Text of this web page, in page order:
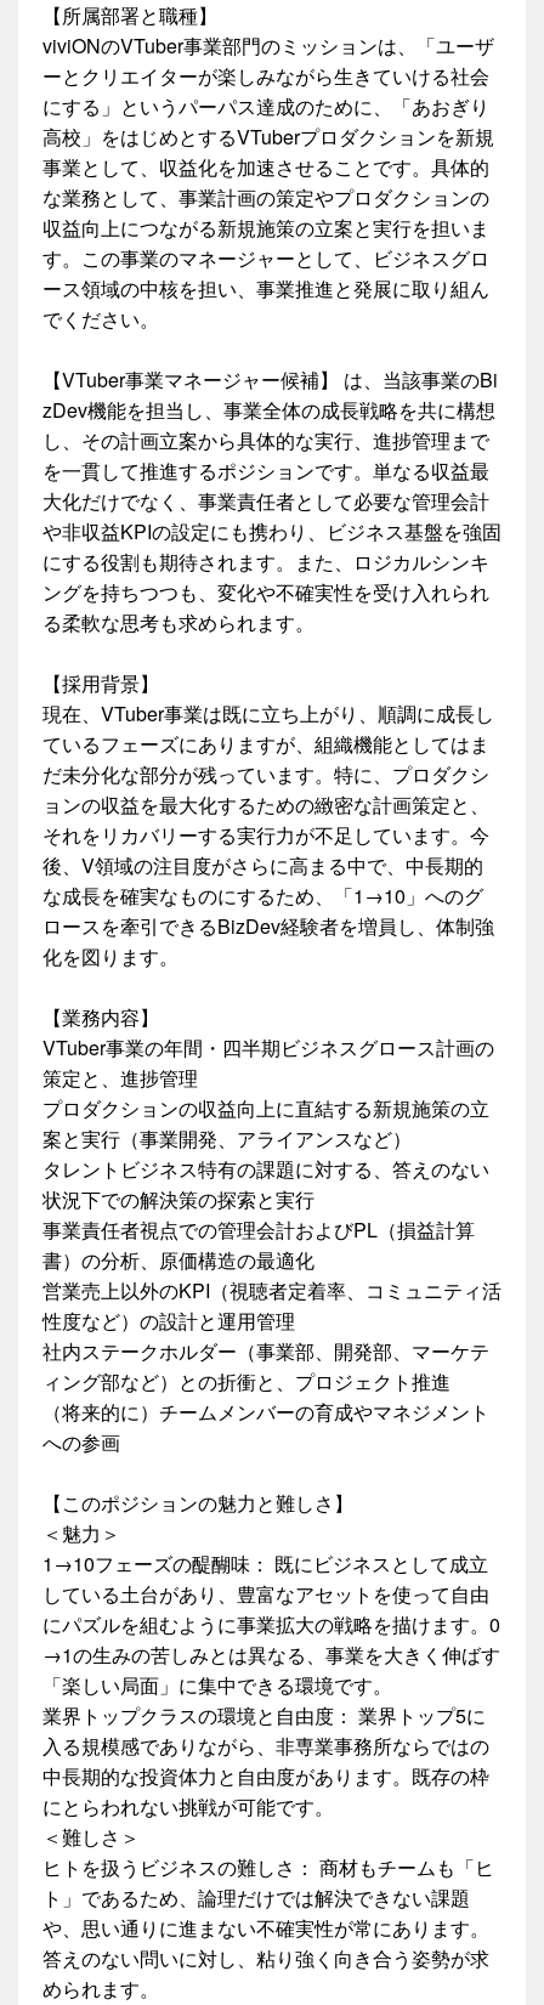
【所属部署と職種】
viviONのVTuber事業部門のミッションは、「ユーザ
ーとクリエイターが楽しみながら生きていける社会
にする」というパーパス達成のために、「あおぎり
高校」をはじめとするVTuberプロダクションを新規
事業として、収益化を加速させることです。具体的
な業務として、事業計画の策定やプロダクションの
収益向上につながる新規施策の立案と実行を担いま
す。この事業のマネージャーとして、ビジネスグロ
ース領域の中核を担い、事業推進と発展に取り組ん
でください。
【VTuber事業マネージャー候補】 は、当該事業のBi
zDev機能を担当し、事業全体の成長戦略を共に構想
し、その計画立案から具体的な実行、進捗管理まで
を一貫して推進するポジションです。単なる収益最
大化だけでなく、事業責任者として必要な管理会計
や非収益KPIの設定にも携わり、ビジネス基盤を強固
にする役割も期待されます。また、ロジカルシンキ
ングを持ちつつも、変化や不確実性を受け入れられ
る柔軟な思考も求められます。
【採用背景】
現在、VTuber事業は既に立ち上がり、順調に成長し
ているフェーズにありますが、組織機能としてはま
だ未分化な部分が残っています。特に、プロダクシ
ョンの収益を最大化するための緻密な計画策定と、
それをリカバリーする実行力が不足しています。今
後、V領域の注目度がさらに高まる中で、中長期的
な成長を確実なものにするため、「1→10」へのグ
ロースを牽引できるBizDev経験者を増員し、体制強
化を図ります。
【業務内容】
VTuber事業の年間・四半期ビジネスグロース計画の
策定と、進捗管理
プロダクションの収益向上に直結する新規施策の立
案と実行（事業開発、アライアンスなど）
タレントビジネス特有の課題に対する、答えのない
状況下での解決策の探索と実行
事業責任者視点での管理会計およびPL（損益計算
書）の分析、原価構造の最適化
営業売上以外のKPI（視聴者定着率、コミュニティ活
性度など）の設計と運用管理
社内ステークホルダー（事業部、開発部、マーケテ
ィング部など）との折衝と、プロジェクト推進
（将来的に）チームメンバーの育成やマネジメント
への参画
【このポジションの魅力と難しさ】
＜魅力＞
1→10フェーズの醍醐味： 既にビジネスとして成立
している土台があり、豊富なアセットを使って自由
にパズルを組むように事業拡大の戦略を描けます。0
→1の生みの苦しみとは異なる、事業を大きく伸ばす
「楽しい局面」に集中できる環境です。
業界トップクラスの環境と自由度： 業界トップ5に
入る規模感でありながら、非専業事務所ならではの
中長期的な投資体力と自由度があります。既存の枠
にとらわれない挑戦が可能です。
＜難しさ＞
ヒトを扱うビジネスの難しさ： 商材もチームも「ヒ
ト」であるため、論理だけでは解決できない課題
や、思い通りに進まない不確実性が常にあります。
答えのない問いに対し、粘り強く向き合う姿勢が求
められます。